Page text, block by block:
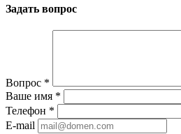
Задать вопрос
Вопрос *
Ваше имя *
Телефон *
E-mail